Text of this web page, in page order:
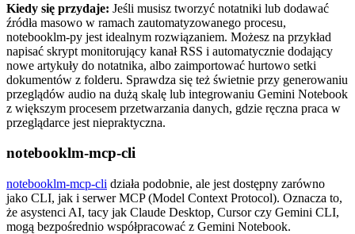
Kiedy się przydaje: Jeśli musisz tworzyć notatniki lub dodawać
źródła masowo w ramach zautomatyzowanego procesu,
notebooklm-py jest idealnym rozwiązaniem. Możesz na przykład
napisać skrypt monitorujący kanał RSS i automatycznie dodający
nowe artykuły do notatnika, albo zaimportować hurtowo setki
dokumentów z folderu. Sprawdza się też świetnie przy generowaniu
przeglądów audio na dużą skalę lub integrowaniu Gemini Notebook
z większym procesem przetwarzania danych, gdzie ręczna praca w
przeglądarce jest niepraktyczna.
notebooklm-mcp-cli
notebooklm-mcp-cli działa podobnie, ale jest dostępny zarówno
jako CLI, jak i serwer MCP (Model Context Protocol). Oznacza to,
że asystenci AI, tacy jak Claude Desktop, Cursor czy Gemini CLI,
mogą bezpośrednio współpracować z Gemini Notebook.